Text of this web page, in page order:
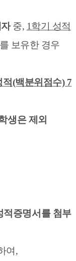
중, 1학기 성적
보유한 경우
(백분위점수) 7
생은 제외
적증명서를 첨부
여,